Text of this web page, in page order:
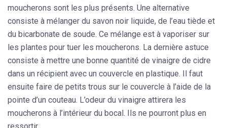
moucherons sont les plus présents. Une alternative
consiste à mélanger du savon noir liquide, de l’eau tiède et
du bicarbonate de soude. Ce mélange est à vaporiser sur
les plantes pour tuer les moucherons. La dernière astuce
consiste à mettre une bonne quantité de vinaigre de cidre
dans un récipient avec un couvercle en plastique. Il faut
ensuite faire de petits trous sur le couvercle à l’aide de la
pointe d’un couteau. L’odeur du vinaigre attirera les
moucherons à l’intérieur du bocal. Ils ne pourront plus en